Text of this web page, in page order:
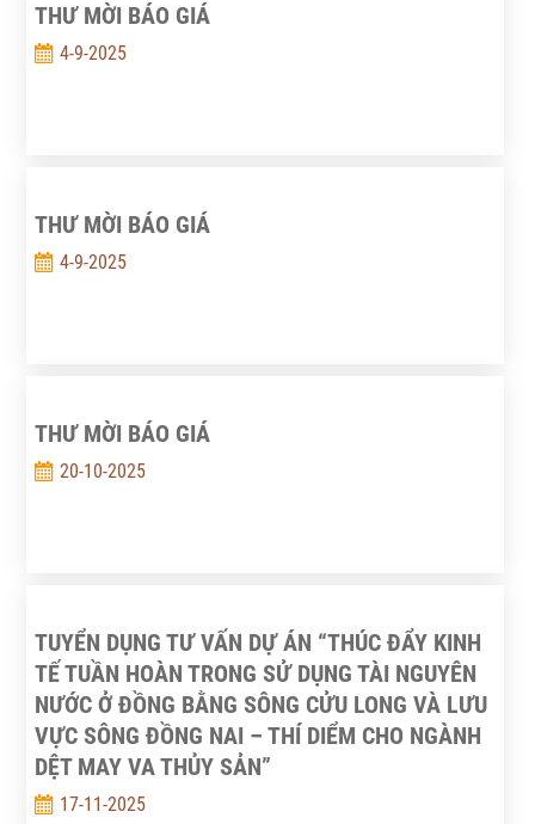
THƯ MỜI BÁO GIÁ
4-9-2025
THƯ MỜI BÁO GIÁ
4-9-2025
THƯ MỜI BÁO GIÁ
20-10-2025
TUYỂN DỤNG TƯ VẤN DỰ ÁN “THÚC ĐẨY KINH
TẾ TUẦN HOÀN TRONG SỬ DỤNG TÀI NGUYÊN
NƯỚC Ở ĐỒNG BẰNG SÔNG CỬU LONG VÀ LƯU
VỰC SÔNG ĐỒNG NAI – THÍ DIỂM CHO NGÀNH
DỆT MAY VA THỦY SẢN”
17-11-2025